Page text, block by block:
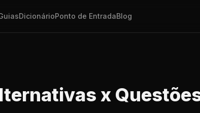
DicionárioPonto de EntradaBlog
x